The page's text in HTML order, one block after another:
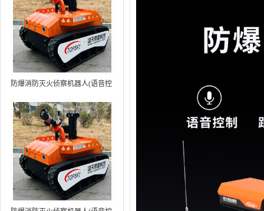
防爆消防灭火侦察机器人(语音控
RXR-MC80BD（第7代）